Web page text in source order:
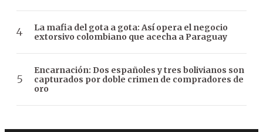
La mafia del gota a gota: Así opera el negocio
extorsivo colombiano que acecha a Paraguay
Encarnación: Dos españoles y tres bolivianos son
capturados por doble crimen de compradores de
oro